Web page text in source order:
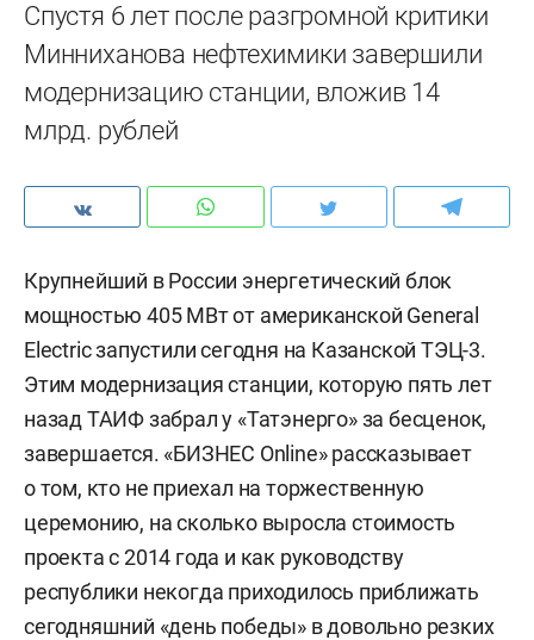
Спустя 6 лет после разгромной критики
Минниханова нефтехимики завершили
модернизацию станции, вложив 14
млрд. рублей
Крупнейший в России энергетический блок
мощностью 405 МВт от американской General
Electric запустили сегодня на Казанской ТЭЦ-3.
Этим модернизация станции, которую пять лет
назад ТАИФ забрал у «Татэнерго» за бесценок,
завершается. «БИЗНЕС Online» рассказывает
о том, кто не приехал на торжественную
церемонию, на сколько выросла стоимость
проекта с 2014 года и как руководству
республики некогда приходилось приближать
сегодняшний «день победы» в довольно резких